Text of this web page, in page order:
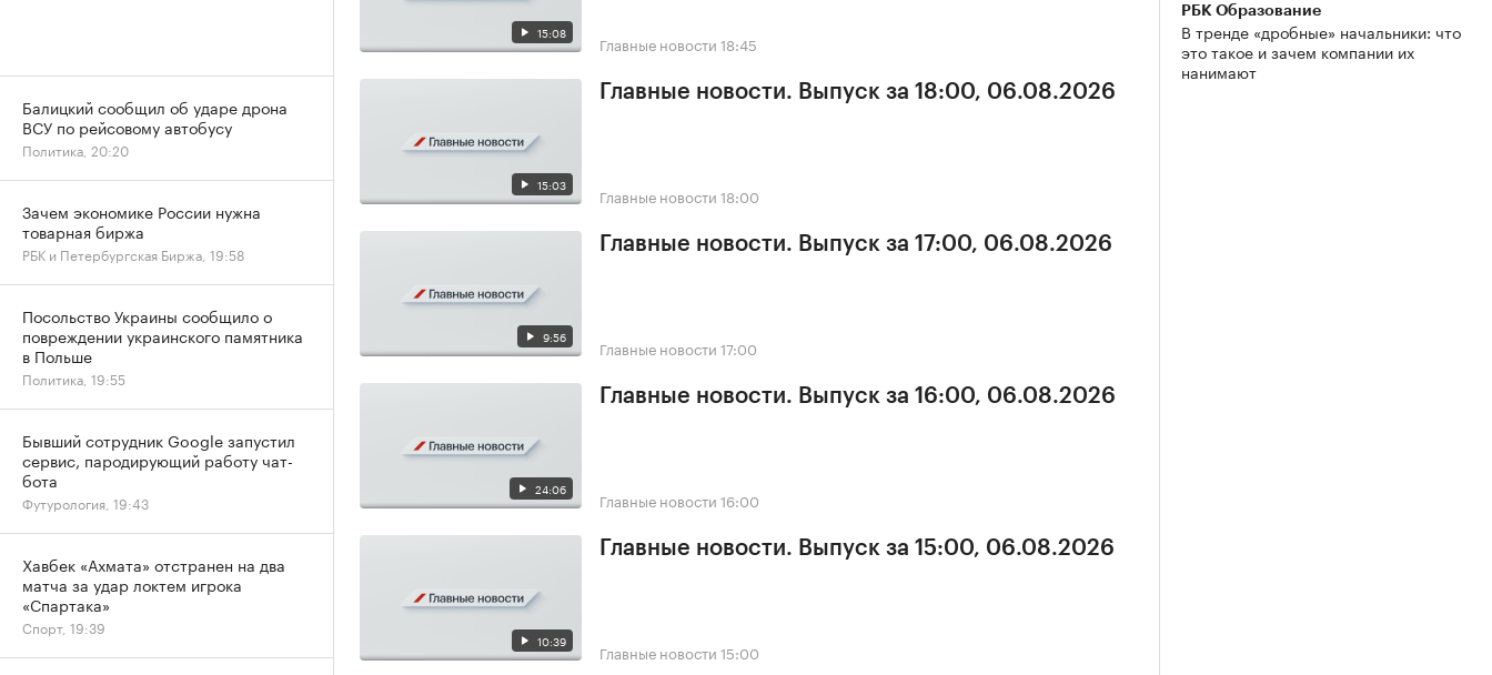
15:08 Главные новости 18:45
15:03
Главные новости. Выпуск за 18:00, 06.08.2026
Главные новости 18:00
9:56
Главные новости. Выпуск за 17:00, 06.08.2026
Главные новости 17:00
24:06
Главные новости. Выпуск за 16:00, 06.08.2026
Главные новости 16:00
10:39
Главные новости. Выпуск за 15:00, 06.08.2026
Главные новости 15:00
РБК Образование
В тренде «дробные» начальники: что
это такое и зачем компании их
нанимают
Балицкий сообщил об ударе дрона
ВСУ по рейсовому автобусу
Политика, 20:20
Зачем экономике России нужна
товарная биржа
РБК и Петербургская Биржа, 19:58
Посольство Украины сообщило о
повреждении украинского памятника
в Польше
Политика, 19:55
Бывший сотрудник Google запустил
сервис, пародирующий работу чат-
бота
Футурология, 19:43
Хавбек «Ахмата» отстранен на два
матча за удар локтем игрока
«Спартака»
Спорт, 19:39